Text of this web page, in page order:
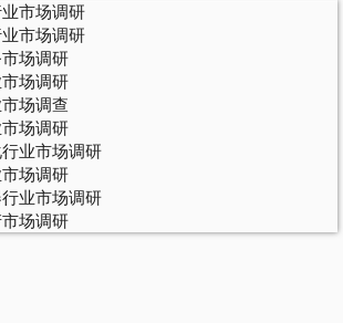
市场调研
市场调研
场调研
场调研
场调查
场调研
业市场调研
场调研
业市场调研
场调研